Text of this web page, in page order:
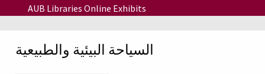
Skip to main content
AUB Libraries Online Exhibits
السياحة البيئية والطبيعية